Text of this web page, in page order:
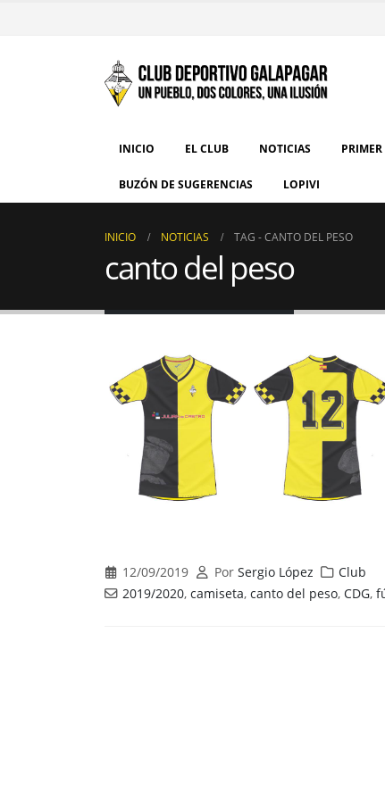
INICIO EL CLUB NOTICIAS
BUZÓN DE SUGERENCIAS LOPIVI
INICIO NOTICIAS TAG -CANTO DEL PESO
canto del peso
12/09/2019 Por Sergio López
Club
2019/2020,camiseta,canto del peso,CDG,